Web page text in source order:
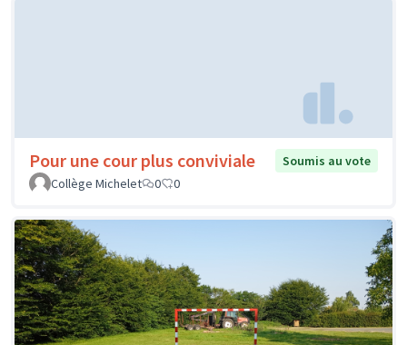
Pour une cour plus conviviale
Soumis au vote
Collège Michelet
0 0